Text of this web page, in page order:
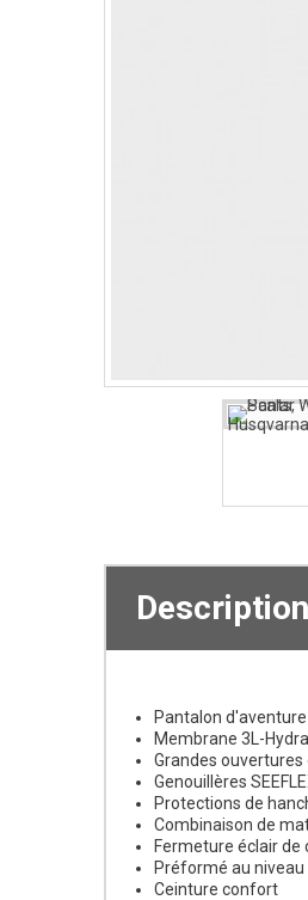
Pantalon
Membrane 3L-
Grandes ouvertures
Genouillères
Protections de
Combinaison de
Fermeture éclair
Préformé au
Ceinture confort